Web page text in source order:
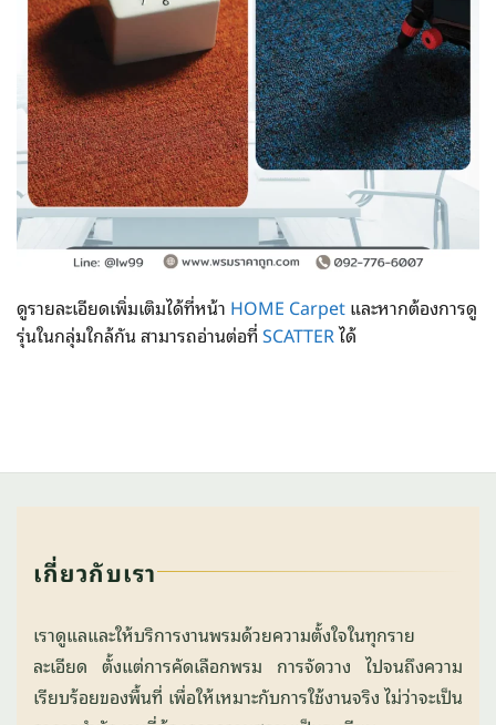
ดูรายละเอียดเพิ่มเติมได้ที่หน้า HOME Carpetและหากต้องการดู
รุ่นในกลุ่มใกล้กัน สามารถอ่านต่อที่SCATTERได้
เกี่ยวกับเรา
เราดูแลและให้บริการงานพรมด้วยความตั้งใจในทุกราย
ละเอียด ตั้งแต่การคัดเลือกพรม การจัดวาง ไปจนถึงความ
เรียบร้อยของพื้นที่ เพื่อให้เหมาะกับการใช้งานจริง ไม่ว่าจะเป็น